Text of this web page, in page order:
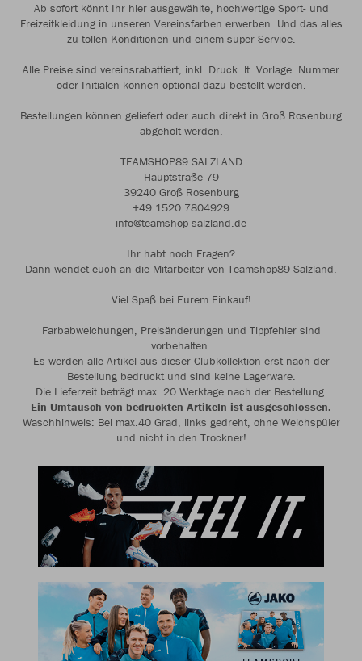
Ab sofort könnt Ihr hier ausgewählte, hochwertige Sport- und
Freizeitkleidung in unseren Vereinsfarben erwerben. Und das alles
zu tollen Konditionen und einem super Service.
Alle Preise sind vereinsrabattiert, inkl. Druck. lt. Vorlage. Nummer
oder Initialen können optional dazu bestellt werden.
Bestellungen können geliefert oder auch direkt in Groß Rosenburg
abgeholt werden.
TEAMSHOP89 SALZLAND
Hauptstraße 79
39240 Groß Rosenburg
+49 1520 7804929
info@teamshop-salzland.de
Ihr habt noch Fragen?
Dann wendet euch an die Mitarbeiter von Teamshop89 Salzland.
Viel Spaß bei Eurem Einkauf!
Farbabweichungen, Preisänderungen und Tippfehler sind
vorbehalten.
Es werden alle Artikel aus dieser Clubkollektion erst nach der
Bestellung bedruckt und sind keine Lagerware.
Die Lieferzeit beträgt max. 20 Werktage nach der Bestellung.
Ein Umtausch von bedruckten Artikeln ist ausgeschlossen.
Waschhinweis: Bei max.40 Grad, links gedreht, ohne Weichspüler
und nicht in den Trockner!